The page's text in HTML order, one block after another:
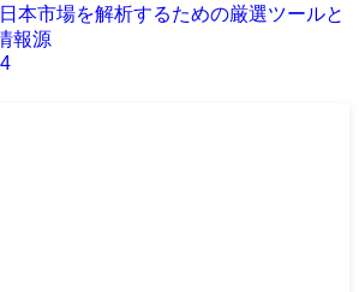
本市場を解析するための厳選ツールと
報源